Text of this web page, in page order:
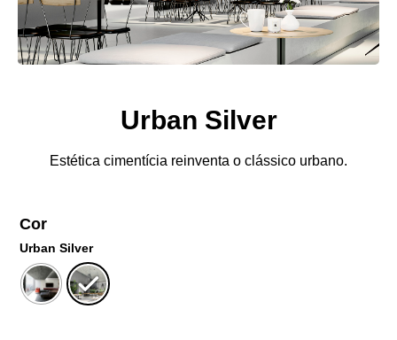
Urban Silver
Estética cimentícia reinventa o clássico urbano.
Cor
Urban Silver